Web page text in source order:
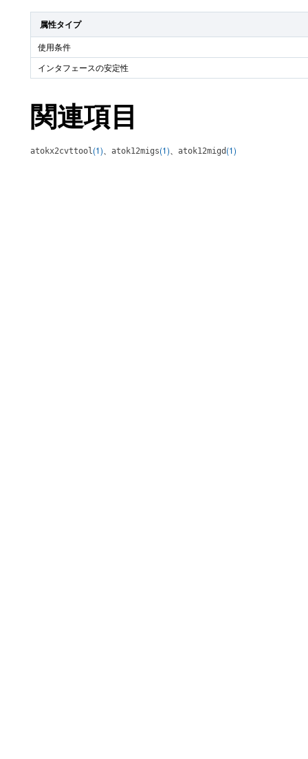
属性タイプ
使用条件
インタフェースの安定性
関連項目
atokx2cvttool(1) atok12migs(1) atok12migd (1)